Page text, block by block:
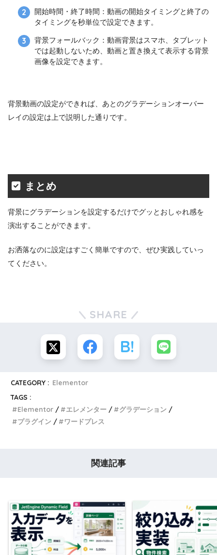
開始時間・終了時間：動画の開始タイミングと終了の
タイミングを秒単位で設定できます。
背景フォールバック：動画背景はスマホ、タブレット
では起動しないため、動画と置き換えて表示する背景
画像を設定できます。
背景動画の設定ができれば、あとのグラデーションオーバー
レイの設定は上で説明した通りです。
まとめ
背景にグラデーションを設定するだけでグッとおしゃれ感を
演出することができます。
お洒落なのに設定はすごく簡単ですので、ぜひ実践していっ
てください。
SHARE
CATEGORY : Elementor
TAGS :
Elementor
エレメンター
グラデーション
プラグイン
ワードプレス
関連記事